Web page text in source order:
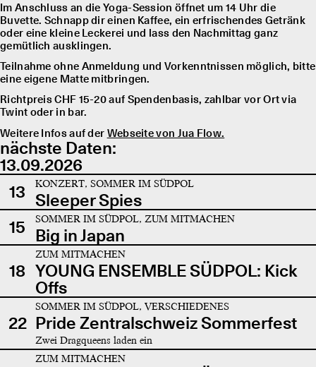
Im Anschluss an die Yoga-Session öffnet um 14 Uhr die
Buvette. Schnapp dir einen Kaffee, ein erfrischendes Getränk
oder eine kleine Leckerei und lass den Nachmittag ganz
gemütlich ausklingen.
Teilnahme ohne Anmeldung und Vorkenntnissen möglich, bitte
eine eigene Matte mitbringen.
Richtpreis CHF 15-20 auf Spendenbasis, zahlbar vor Ort via
Twint oder in bar.
Weitere Infos auf der Webseite von Jua Flow.
nächste Daten:
13.09.2026
13
KONZERT, SOMMER IM SÜDPOL
Sleeper Spies
15
SOMMER IM SÜDPOL, ZUM MITMACHEN
Big in Japan
18
ZUM MITMACHEN
YOUNG ENSEMBLE SÜDPOL: Kick
Offs
22
SOMMER IM SÜDPOL, VERSCHIEDENES
Pride Zentralschweiz Sommerfest
Zwei Dragqueens laden ein
ZUM MITMACHEN